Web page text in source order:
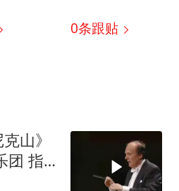
0条跟贴
山》
团 指